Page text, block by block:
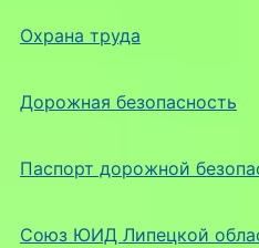
Охрана труда
Дорожная безопасность
Паспорт дорожной
Союз ЮИД Липецкой